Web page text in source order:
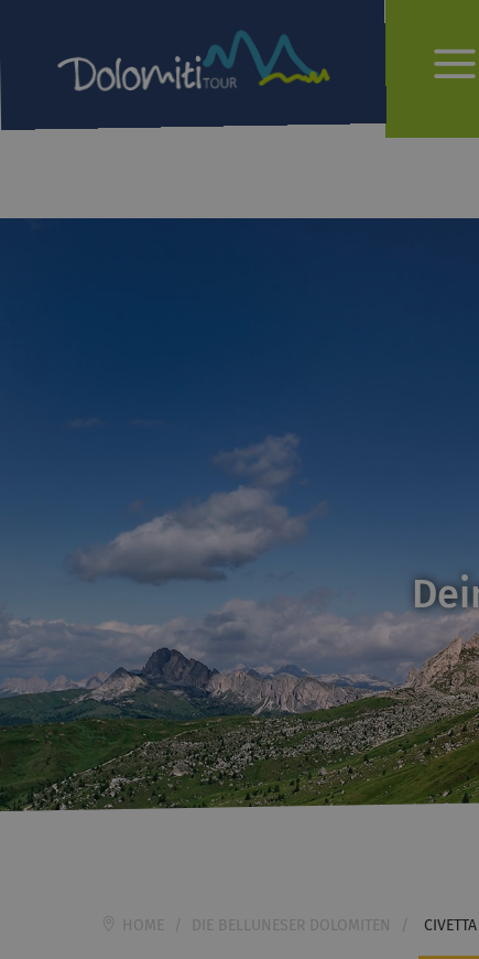
HOME / DIE BELLUNESER DOLOMITEN / CIVETTA